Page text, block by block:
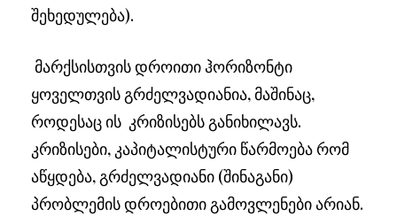
შეხედულება).
მარქსისთვის დროითი ჰორიზონტი
ყოველთვის გრძელვადიანია, მაშინაც,
როდესაც ის კრიზისებს განიხილავს.
კრიზისები, კაპიტალისტური წარმოება რომ
აწყდება, გრძელვადიანი (შინაგანი)
პრობლემის დროებითი გამოვლენები არიან.